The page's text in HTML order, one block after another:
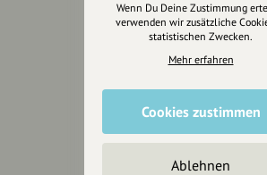
Unterstütze
unsere
uns für unsere Region
für alle, die uns besuchen
wollen.
Wenn Du Deine Zustimmung
verwenden wir zusätzliche
statistischen Zwecken.
Mehr erfahren
Cookies zustimmen
Ablehnen